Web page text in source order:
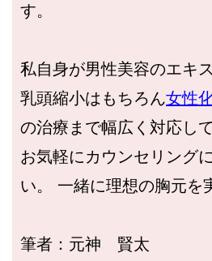
す。
私自身が男性美容のエキ
乳頭縮小はもちろん女性
の治療まで幅広く対応し
お気軽にカウンセリング
い。 一緒に理想の胸元を
筆者：元神 賢太